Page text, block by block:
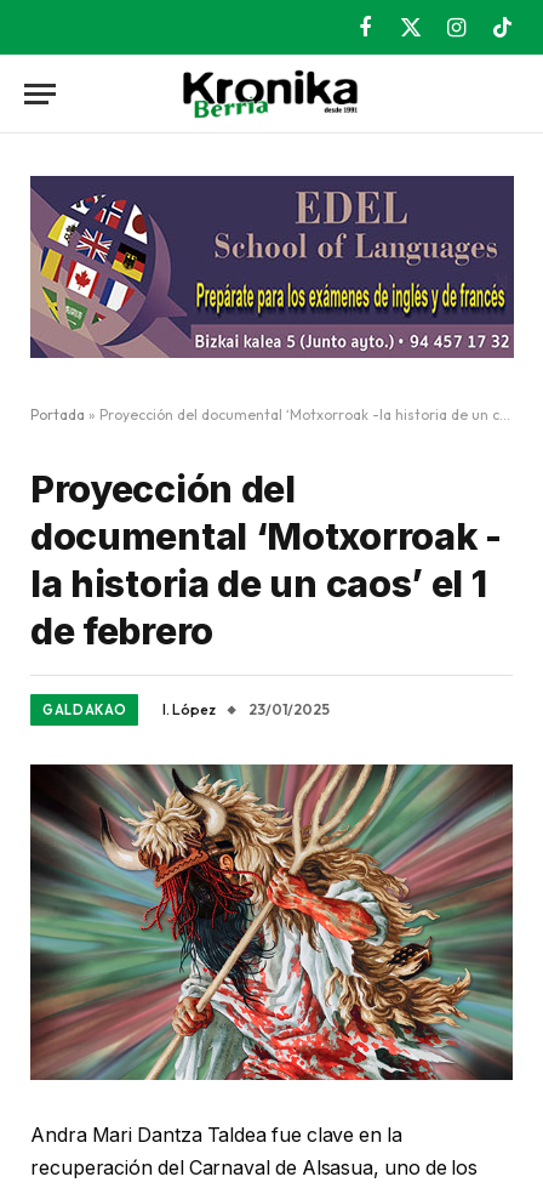
Facebook
X
Instagram
Portada » Proyección del documental ‘Motxorroak -la historia de un caos’ el 1 de febrero
Proyección del
documental ‘Motxorroak -
la historia de un caos’ el 1
de febrero
GALDAKAO I. López 23/01/2025
Andra Mari Dantza Taldea fue clave en la
recuperación del Carnaval de Alsasua, uno de los